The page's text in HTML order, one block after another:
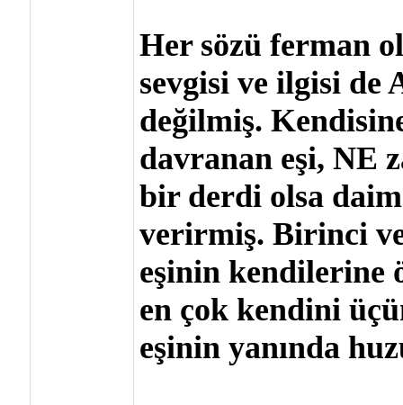
Her sözü ferman
sevgisi ve ilgisi de
değilmiş.
davranan eşi, NE
bir derdi olsa
verirmiş. Birinci
eşinin kendilerine
en çok kendini
eşinin yanında